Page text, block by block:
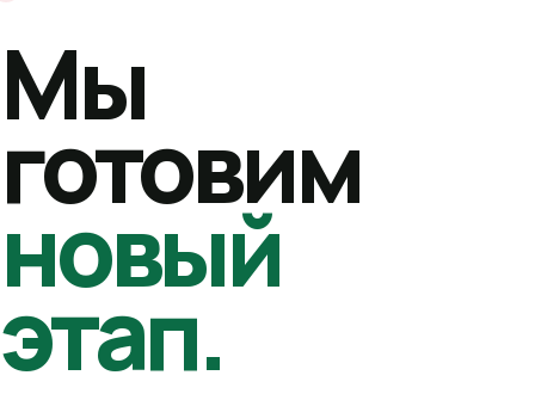
Мы
готовим
новый
этап.